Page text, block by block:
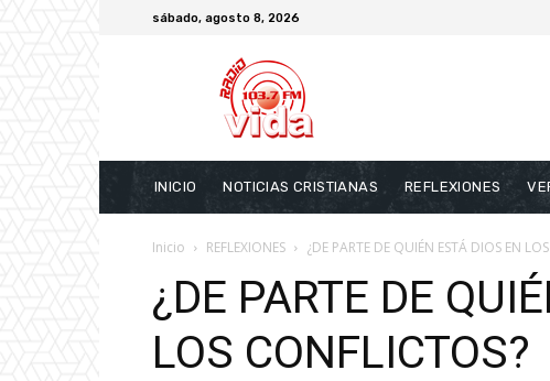
sábado, agosto 8, 2026
INICIO NOTICIAS CRISTIANAS REFLEXIONES
Inicio REFLEXIONES ¿DE PARTE DE QUIÉN ESTÁ DIOS EN
¿DE PARTE DE
LOS CONFLICTOS?